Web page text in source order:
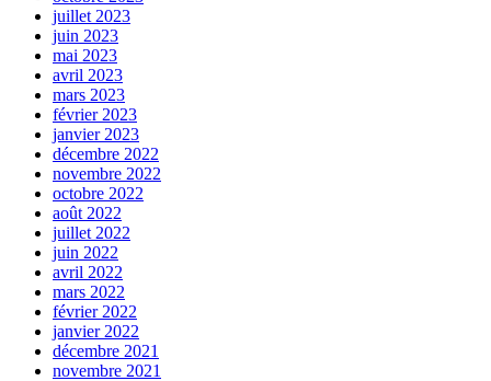
juillet 2023
juin 2023
mai 2023
avril 2023
mars 2023
février 2023
janvier 2023
décembre 2022
novembre 2022
octobre 2022
août 2022
juillet 2022
juin 2022
avril 2022
mars 2022
février 2022
janvier 2022
décembre 2021
novembre 2021